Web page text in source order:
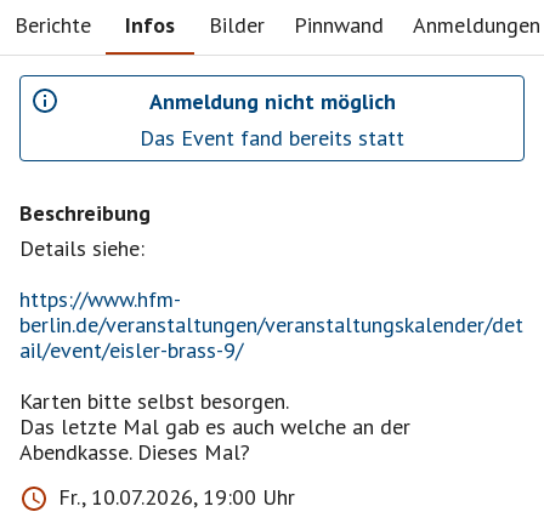
Berichte Infos Bilder Pinnwand Anmeldungen
Anmeldung nicht möglich
Das Event fand bereits statt
Beschreibung
Details siehe:
https://www.hfm-
berlin.de/veranstaltungen/veranstaltungskalender/det
ail/event/eisler-brass-9/
Karten bitte selbst besorgen.
Das letzte Mal gab es auch welche an der
Abendkasse. Dieses Mal?
Fr., 10.07.2026, 19:00 Uhr